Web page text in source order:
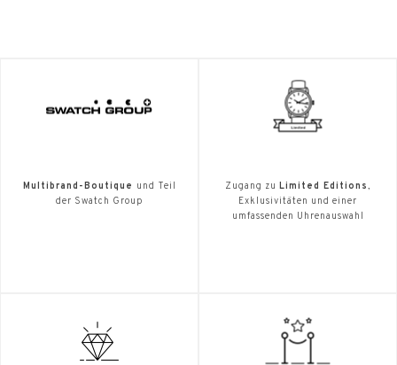
Multibrand-Boutique
und Teil
der Swatch Group
Zugang zu Limited Editions,
Exklusivitäten und einer
umfassenden Uhrenauswahl